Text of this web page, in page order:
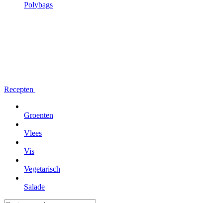
Polybags
Recepten
Groenten
Vlees
Vis
Vegetarisch
Salade